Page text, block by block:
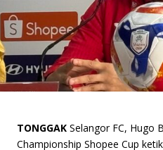
TONGGAK Selangor FC, Hugo
Championship Shopee Cup